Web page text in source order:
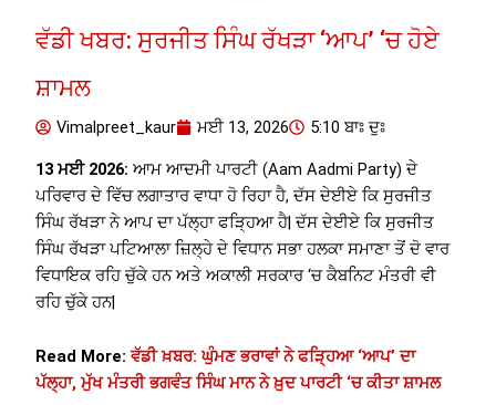
ਵੱਡੀ ਖਬਰ: ਸੁਰਜੀਤ ਸਿੰਘ ਰੱਖੜਾ ‘ਆਪ’ ‘ਚ ਹੋਏ
ਸ਼ਾਮਲ
Vimalpreet_kaur ਮਈ 13, 2026 5:10 ਬਾਃ ਦੁਃ
13 ਮਈ 2026: ਆਮ ਆਦਮੀ ਪਾਰਟੀ (Aam Aadmi Party) ਦੇ
ਪਰਿਵਾਰ ਦੇ ਵਿੱਚ ਲਗਾਤਾਰ ਵਾਧਾ ਹੋ ਰਿਹਾ ਹੈ, ਦੱਸ ਦੇਈਏ ਕਿ ਸੁਰਜੀਤ
ਸਿੰਘ ਰੱਖੜਾ ਨੇ ਆਪ ਦਾ ਪੱਲ੍ਹਾ ਫੜ੍ਹਿਆ ਹੈ| ਦੱਸ ਦੇਈਏ ਕਿ ਸੁਰਜੀਤ
ਸਿੰਘ ਰੱਖੜਾ ਪਟਿਆਲਾ ਜ਼ਿਲ੍ਹੇ ਦੇ ਵਿਧਾਨ ਸਭਾ ਹਲਕਾ ਸਮਾਣਾ ਤੋਂ ਦੋ ਵਾਰ
ਵਿਧਾਇਕ ਰਹਿ ਚੁੱਕੇ ਹਨ ਅਤੇ ਅਕਾਲੀ ਸਰਕਾਰ ‘ਚ ਕੈਬਨਿਟ ਮੰਤਰੀ ਵੀ
ਰਹਿ ਚੁੱਕੇ ਹਨ|
Read More:ਵੱਡੀ ਖ਼ਬਰ: ਘੁੰਮਣ ਭਰਾਵਾਂ ਨੇ ਫੜ੍ਹਿਆ ‘ਆਪ’ ਦਾ
ਪੱਲ੍ਹਾ, ਮੁੱਖ ਮੰਤਰੀ ਭਗਵੰਤ ਸਿੰਘ ਮਾਨ ਨੇ ਖ਼ੁਦ ਪਾਰਟੀ ‘ਚ ਕੀਤਾ ਸ਼ਾਮਲ